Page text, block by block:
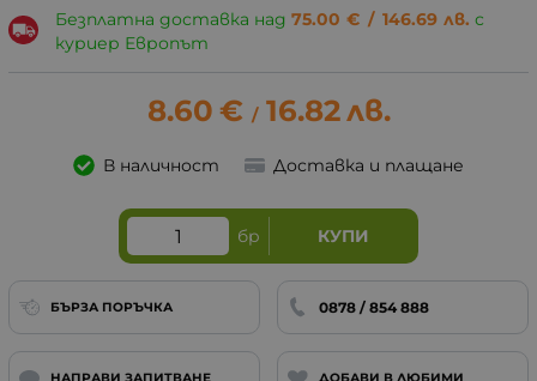
Безплатна доставка над 75.00 € / 146.69 лв. с
куриер Европът
8.60 € / 16.82лв.
В наличност Доставка и плащане
бр КУПИ
БЪРЗА ПОРЪЧКА 0878 / 854 888